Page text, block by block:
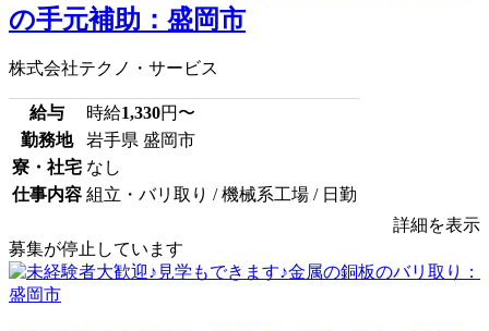
の手元補助：盛岡市
株式会社テクノ・サービス
給与 時給1,330円〜
勤務地
岩手県 盛岡市
寮・社宅 なし
仕事内容 組立・バリ取り / 機械系工場 / 日勤
詳細を表示
募集が停止しています